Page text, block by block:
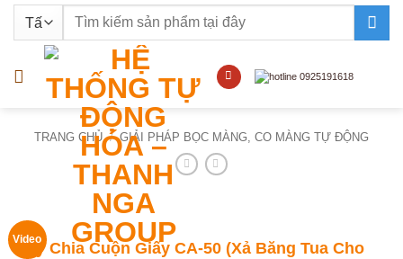
nội
Tìm
TRANG CHỦ / GIẢI PHÁP BỌC MÀNG, CO MÀNG TỰ ĐỘNG
Video
Máy Chia Cuộn Giấy CA-50 (Xả Băng Tua Cho